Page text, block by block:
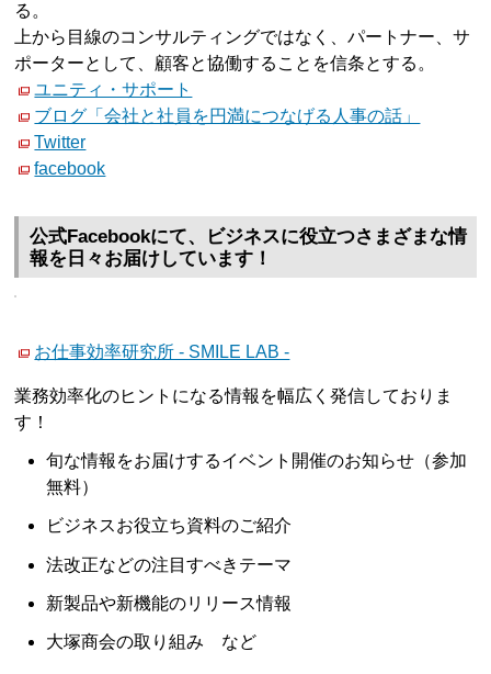
る。
上から目線のコンサルティングではなく、パートナー、サ
ポーターとして、顧客と協働することを信条とする。
ユニティ・サポート
ブログ「会社と社員を円満につなげる人事の話」
Twitter
facebook
公式Facebookにて、ビジネスに役立つさまざまな情
報を日々お届けしています！
お仕事効率研究所 - SMILE LAB -
業務効率化のヒントになる情報を幅広く発信しておりま
す！
旬な情報をお届けするイベント開催のお知らせ（参加
無料）
ビジネスお役立ち資料のご紹介
法改正などの注目すべきテーマ
新製品や新機能のリリース情報
大塚商会の取り組み など